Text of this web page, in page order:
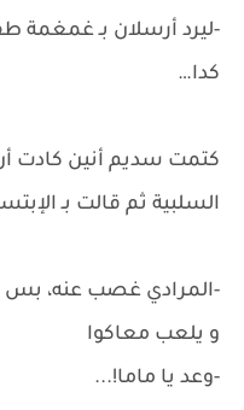
-ليرد أرسلان بـ غمغمة
كدا…
كتمت سديم أنين كادت
السلبية ثم قالت بـ
-المرادي غصب عنه، بس
و يلعب معاكوا
-وعد يا ماما!...